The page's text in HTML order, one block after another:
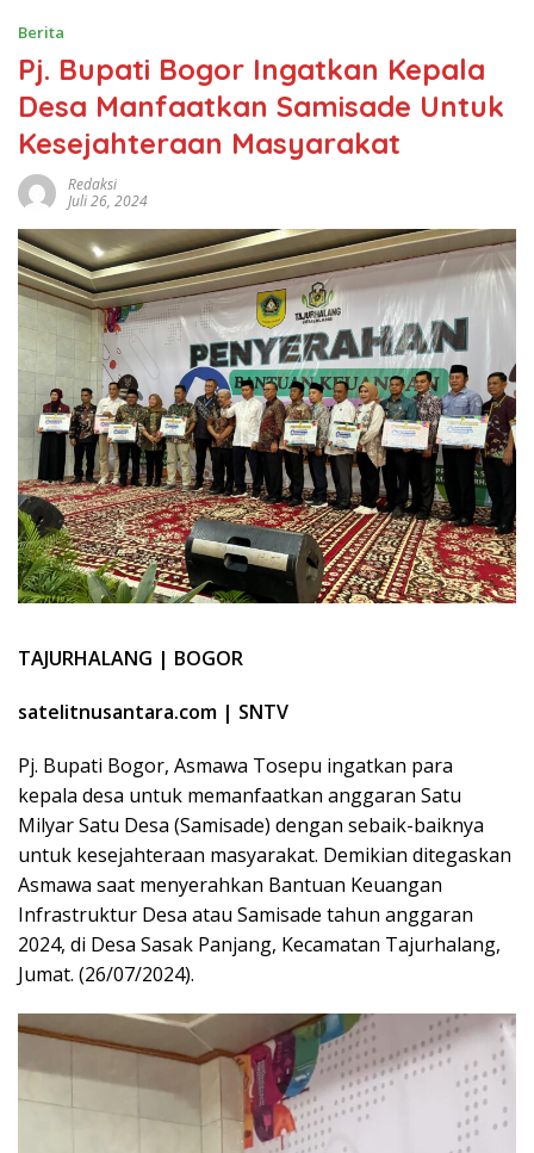
Berita
Pj. Bupati Bogor Ingatkan Kepala
Desa Manfaatkan Samisade Untuk
Kesejahteraan Masyarakat
Redaksi
Juli 26, 2024
TAJURHALANG | BOGOR
satelitnusantara.com | SNTV
Pj. Bupati Bogor, Asmawa Tosepu ingatkan para
kepala desa untuk memanfaatkan anggaran Satu
Milyar Satu Desa (Samisade) dengan sebaik-baiknya
untuk kesejahteraan masyarakat. Demikian ditegaskan
Asmawa saat menyerahkan Bantuan Keuangan
Infrastruktur Desa atau Samisade tahun anggaran
2024, di Desa Sasak Panjang, Kecamatan Tajurhalang,
Jumat. (26/07/2024).